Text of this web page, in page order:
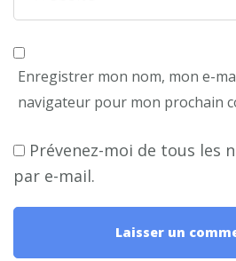
Enregistrer mon nom, mon e-
navigateur pour mon prochain
Prévenez-moi de tous les
par e-mail.